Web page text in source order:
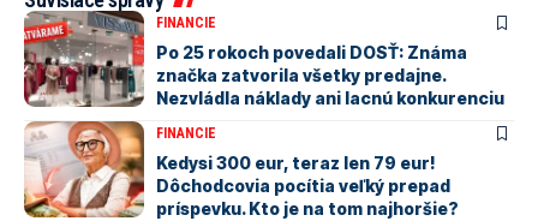
FINANCIE
Po 25 rokoch povedali DOSŤ: Známa
značka zatvorila všetky predajne.
Nezvládla náklady ani lacnú konkurenciu
FINANCIE
Kedysi 300 eur, teraz len 79 eur!
Dôchodcovia pocítia veľký prepad
príspevku. Kto je na tom najhoršie?